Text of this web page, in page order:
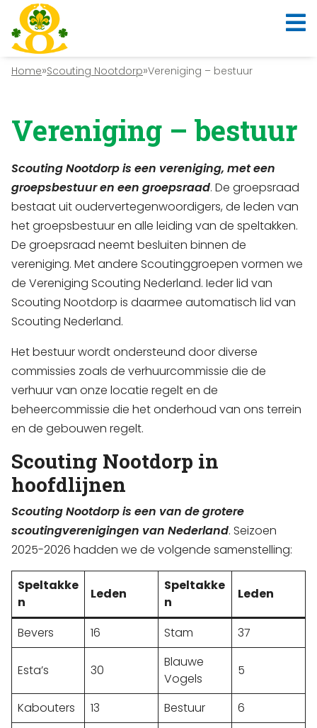
Home»Scouting Nootdorp»Vereniging – bestuur
Vereniging – bestuur
Scouting Nootdorp is een vereniging, met een
groepsbestuur en een groepsraad. De groepsraad
bestaat uit oudervertegenwoordigers, de leden van
het groepsbestuur en alle leiding van de speltakken.
De groepsraad neemt besluiten binnen de
vereniging. Met andere Scoutinggroepen vormen we
de Vereniging Scouting Nederland. Ieder lid van
Scouting Nootdorp is daarmee automatisch lid van
Scouting Nederland.
Het bestuur wordt ondersteund door diverse
commissies zoals de verhuurcommissie die de
verhuur van onze locatie regelt en de
beheercommissie die het onderhoud van ons terrein
en de gebouwen regelt.
Scouting Nootdorp in
hoofdlijnen
Scouting Nootdorp is een van de grotere
scoutingverenigingen van Nederland. Seizoen
2025-2026 hadden we de volgende samenstelling:
Speltakke
n
Leden
Speltakke
n
Leden
Bevers 16 Stam 37
Esta’s 30
Blauwe
Vogels
5
Kabouters 13 Bestuur 6